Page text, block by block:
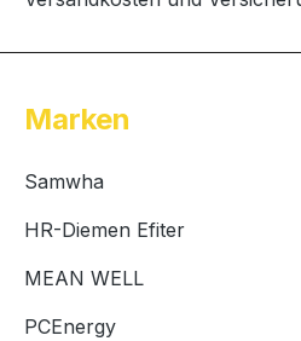
Marken
Samwha
HR-Diemen Efiter
MEAN WELL
PCEnergy